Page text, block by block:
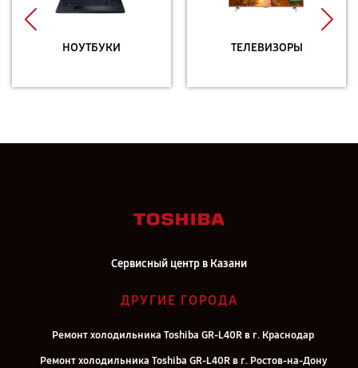
НОУТБУКИ ТЕЛЕВИЗОРЫ
Сервисный центр в Казани
ДРУГИЕ ГОРОДА
Ремонт холодильника Toshiba GR-L40R в г. Краснодар
Ремонт холодильника Toshiba GR-L40R в г. Ростов-на-Дону